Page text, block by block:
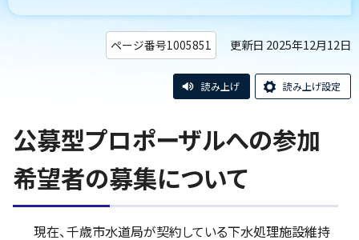
ページ番号1005851 更新日 2025年12月12日
読み上げ 読み上げ設定
公募型プロポーザルへの参加
希望者の募集について
現在、千歳市水道局が契約している下水処理施設維持